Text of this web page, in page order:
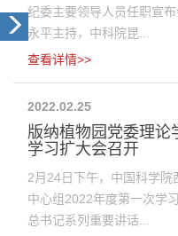
纪委主要领导人员任职宣
永平主持，中科院昆...
查看详情>>
2022.02.25
版纳植物园党委理论
学习扩大会召开
2月24日下午，中国科学院
中心组2022年度第一次学
总书记系列重要讲话...